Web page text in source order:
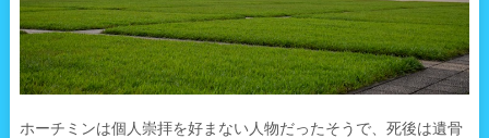
ホーチミンは個人崇拝を好まない人物だったそうで、死後は遺骨